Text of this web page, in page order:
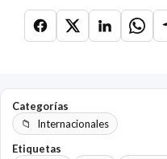
Categorías
Internacionales
Etiquetas